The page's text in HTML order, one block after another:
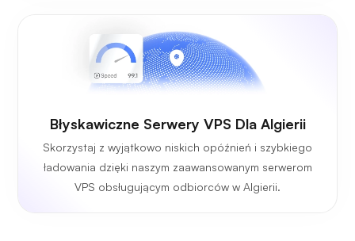
Błyskawiczne Serwery VPS Dla Algierii
Skorzystaj z wyjątkowo niskich opóźnień i szybkiego
ładowania dzięki naszym zaawansowanym serwerom
VPS obsługującym odbiorców w Algierii.